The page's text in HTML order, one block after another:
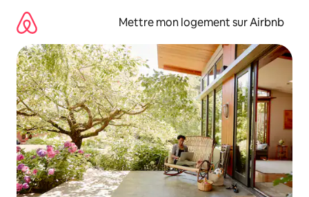
directement
contenu
Mettre mon logement sur Airbnb